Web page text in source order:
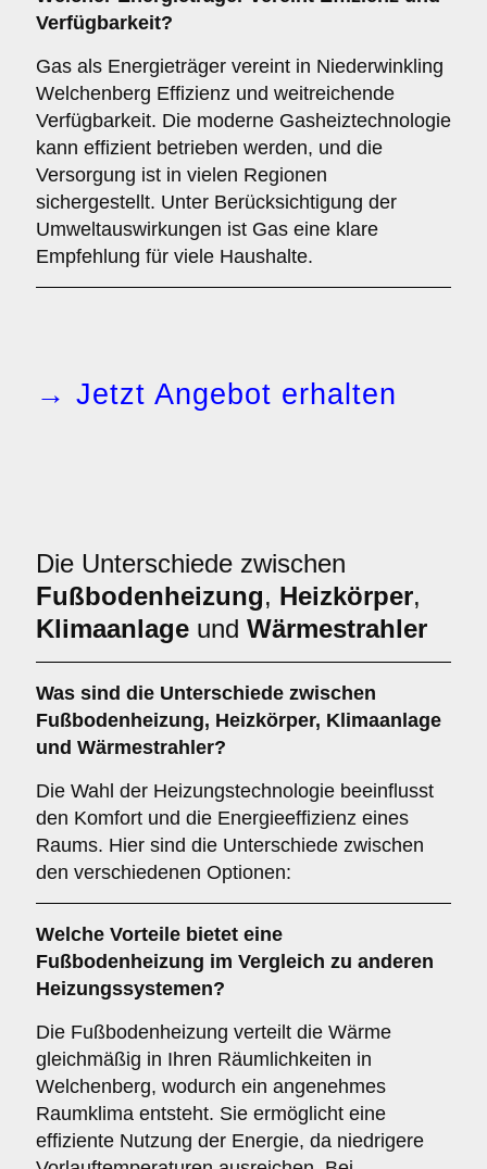
Verfügbarkeit?
Gas als Energieträger vereint in Niederwinkling
Welchenberg Effizienz und weitreichende
Verfügbarkeit. Die moderne Gasheiztechnologie
kann effizient betrieben werden, und die
Versorgung ist in vielen Regionen
sichergestellt. Unter Berücksichtigung der
Umweltauswirkungen ist Gas eine klare
Empfehlung für viele Haushalte.
→ Jetzt Angebot erhalten
Die Unterschiede zwischen
Fußbodenheizung, Heizkörper,
Klimaanlage und Wärmestrahler
Was sind die Unterschiede zwischen
Fußbodenheizung, Heizkörper, Klimaanlage
und Wärmestrahler?
Die Wahl der Heizungstechnologie beeinflusst
den Komfort und die Energieeffizienz eines
Raums. Hier sind die Unterschiede zwischen
den verschiedenen Optionen:
Welche Vorteile bietet eine
Fußbodenheizung im Vergleich zu anderen
Heizungssystemen?
Die Fußbodenheizung verteilt die Wärme
gleichmäßig in Ihren Räumlichkeiten in
Welchenberg, wodurch ein angenehmes
Raumklima entsteht. Sie ermöglicht eine
effiziente Nutzung der Energie, da niedrigere